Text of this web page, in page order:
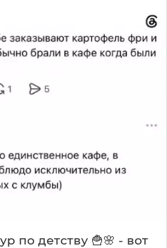
по детству 🍟🌸 - вот